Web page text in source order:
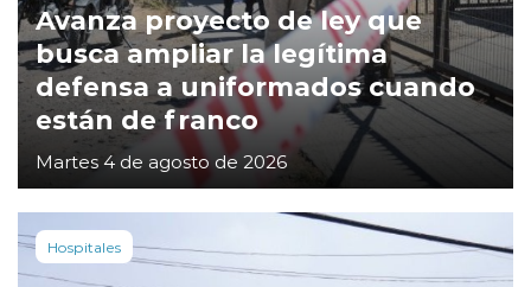
Avanza proyecto de ley que
busca ampliar la legítima
defensa a uniformados cuando
están de franco
Martes 4 de agosto de 2026
Hospitales